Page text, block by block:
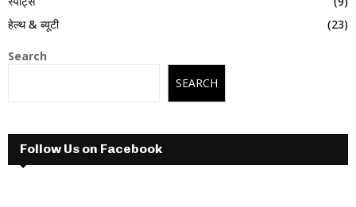
हेल्थ & ब्यूटी
(23)
Search
SEARCH
Follow Us on Facebook